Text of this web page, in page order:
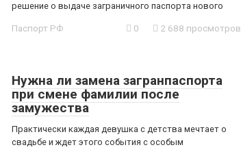
решение о выдаче заграничного паспорта нового
Паспорт РФ 0 2 688 просмотров
Нужна ли замена загранпаспорта
при смене фамилии после
замужества
Практически каждая девушка с детства мечтает о
свадьбе и ждет этого события с особым